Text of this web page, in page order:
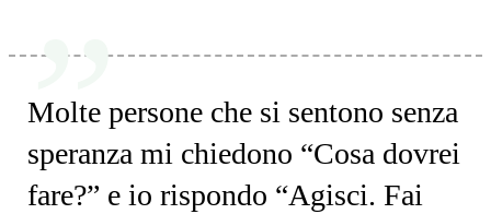
Molte persone che si sentono senza
speranza mi chiedono “Cosa dovrei
fare?” e io rispondo “Agisci. Fai